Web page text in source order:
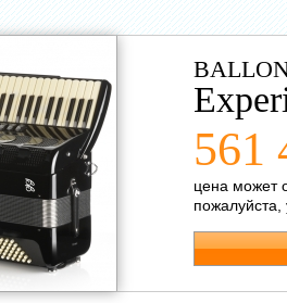
561
цена может
пожалуйста,